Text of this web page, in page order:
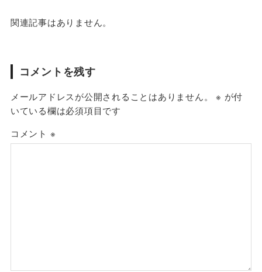
関連記事はありません。
コメントを残す
メールアドレスが公開されることはありません。 ※ が付
いている欄は必須項目です
コメント ※